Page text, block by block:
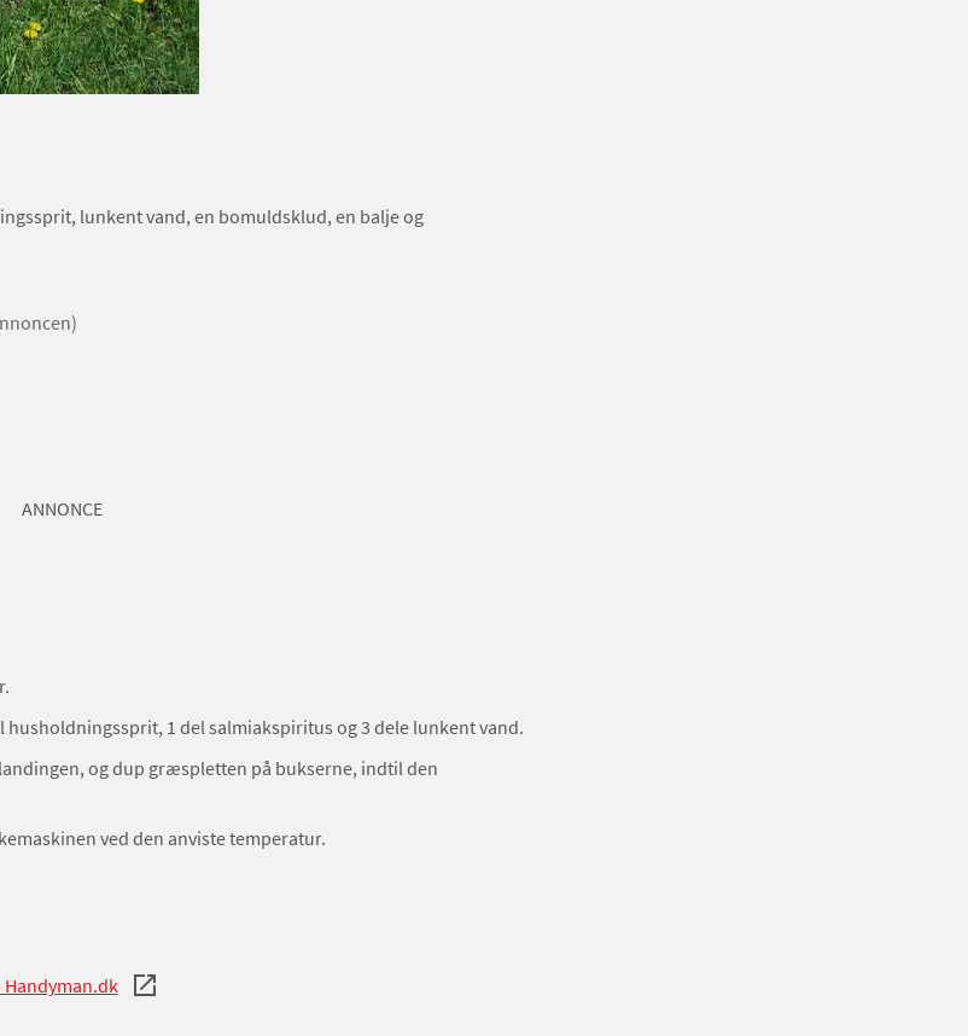
lunkent vand, en bomuldsklud, en balje og
ANNONCE
husholdningssprit, 1 del salmiakspiritus og 3 dele lunkent vand.
og dup græspletten på bukserne, indtil den
ved den anviste temperatur.